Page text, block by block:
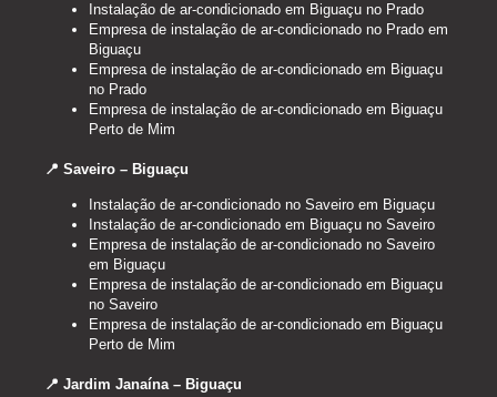
Instalação de ar-condicionado em Biguaçu no Prado
Empresa de instalação de ar-condicionado no Prado em
Biguaçu
Empresa de instalação de ar-condicionado em Biguaçu
no Prado
Empresa de instalação de ar-condicionado em Biguaçu
Perto de Mim
📍 Saveiro – Biguaçu
Instalação de ar-condicionado no Saveiro em Biguaçu
Instalação de ar-condicionado em Biguaçu no Saveiro
Empresa de instalação de ar-condicionado no Saveiro
em Biguaçu
Empresa de instalação de ar-condicionado em Biguaçu
no Saveiro
Empresa de instalação de ar-condicionado em Biguaçu
Perto de Mim
📍 Jardim Janaína – Biguaçu